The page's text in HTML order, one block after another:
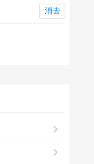
消去